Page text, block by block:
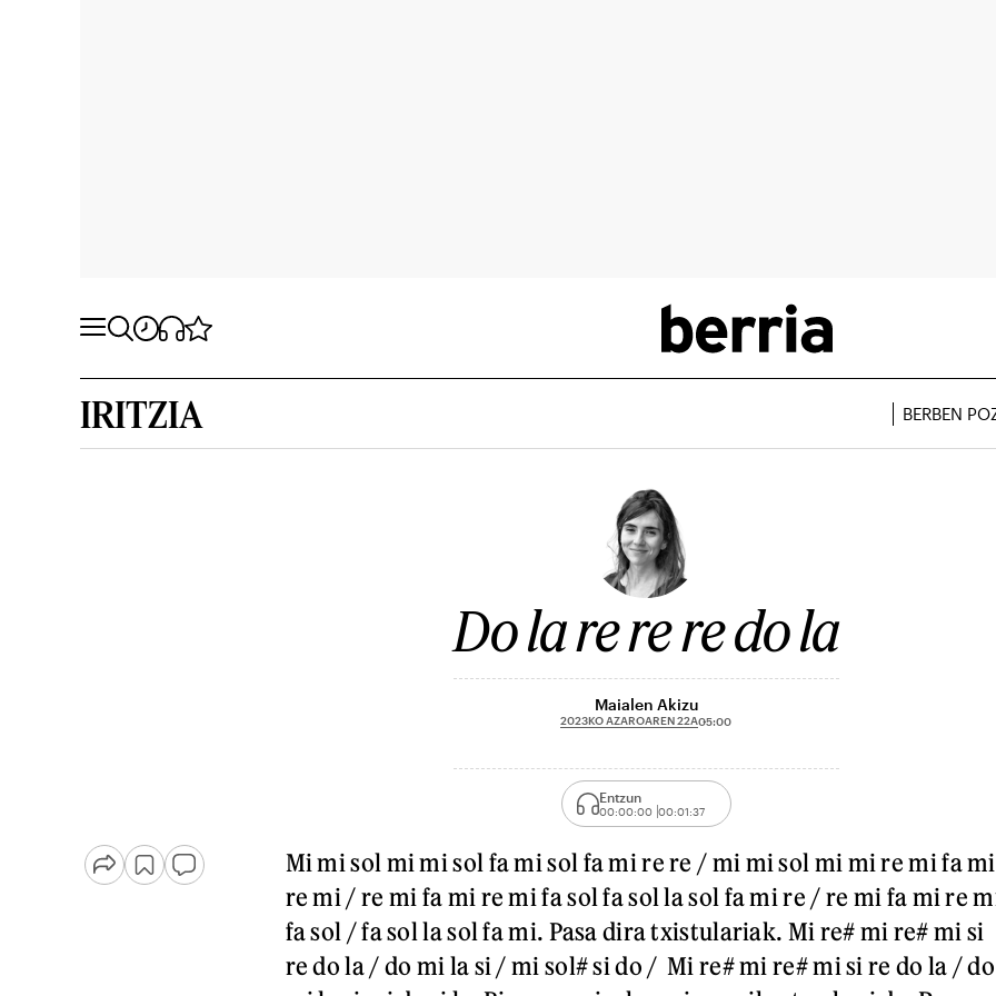
IRITZIA BERBEN
Do la re re re do la
Maialen Akizu
2023KO AZAROAREN 22A05:00
Entzun
00:00:00 00:01:37
Mi mi sol mi mi sol fa mi sol fa mi re re / mi mi sol mi mi re mi fa mi
re mi / re mi fa mi re mi fa sol fa sol la sol fa mi re / re mi fa mi re
fa sol / fa sol la sol fa mi. Pasa dira txistulariak. Mi re# mi re# mi si
re do la / do mi la si / mi sol# si do / Mi re# mi re# mi si re do la / do